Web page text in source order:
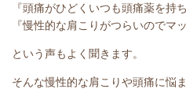
『頭痛がひどくいつも頭痛薬を持
『慢性的な肩こりがつらいのでマ
という声もよく聞きます。
そんな慢性的な肩こりや頭痛に悩